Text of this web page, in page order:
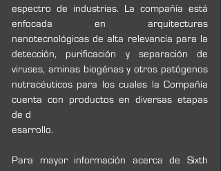
espectro de industrias. La compañía está
enfocada en arquitecturas
nanotecnológicas de alta relevancia para la
detección, purificación y separación de
viruses, aminas biogénas y otros patógenos
nutracéuticos para los cuales la Compañía
cuenta con productos en diversas etapas
de d
esarrollo.
Para mayor información acerca de Sixth